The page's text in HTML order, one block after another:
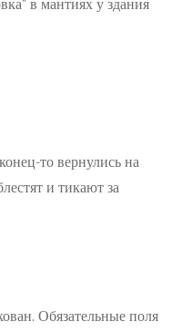
в мантиях у здания
то вернулись на
и тикают за
Обязательные поля